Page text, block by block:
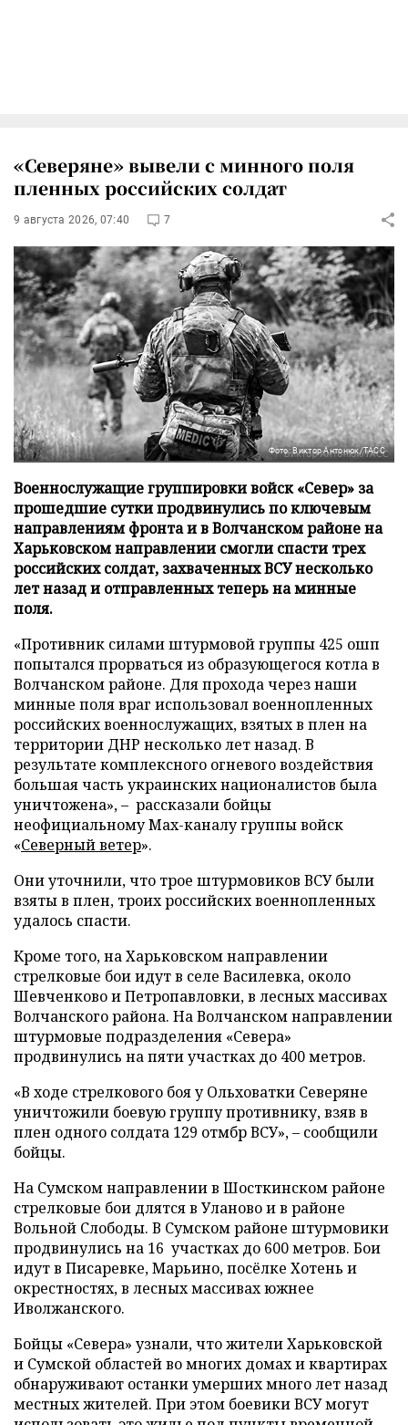
«Северяне» вывели с минного поля
пленных российских солдат
9 августа 2026, 07:40 7
Фото: Виктор Антонюк/ТАСС
Военнослужащие группировки войск «Север» за
прошедшие сутки продвинулись по ключевым
направлениям фронта и в Волчанском районе на
Харьковском направлении смогли спасти трех
российских солдат, захваченных ВСУ несколько
лет назад и отправленных теперь на минные
поля.
«Противник силами штурмовой группы 425 ошп
попытался прорваться из образующегося котла в
Волчанском районе. Для прохода через наши
минные поля враг использовал военнопленных
российских военнослужащих, взятых в плен на
территории ДНР несколько лет назад. В
результате комплексного огневого воздействия
большая часть украинских националистов была
уничтожена», – рассказали бойцы
неофициальному Max-каналу группы войск
«Северный ветер».
Они уточнили, что трое штурмовиков ВСУ были
взяты в плен, троих российских военнопленных
удалось спасти.
Кроме того, на Харьковском направлении
стрелковые бои идут в селе Василевка, около
Шевченково и Петропавловки, в лесных массивах
Волчанского района. На Волчанском направлении
штурмовые подразделения «Севера»
продвинулись на пяти участках до 400 метров.
«В ходе стрелкового боя у Ольховатки Северяне
уничтожили боевую группу противнику, взяв в
плен одного солдата 129 отмбр ВСУ», – сообщили
бойцы.
На Сумском направлении в Шосткинском районе
стрелковые бои длятся в Уланово и в районе
Вольной Слободы. В Сумском районе штурмовики
продвинулись на 16 участках до 600 метров. Бои
идут в Писаревке, Марьино, посёлке Хотень и
окрестностях, в лесных массивах южнее
Иволжанского.
Бойцы «Севера» узнали, что жители Харьковской
и Сумской областей во многих домах и квартирах
обнаруживают останки умерших много лет назад
местных жителей. При этом боевики ВСУ могут